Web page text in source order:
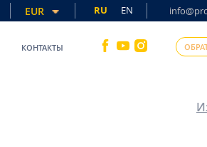
EUR RU EN
КОНТАКТЫ